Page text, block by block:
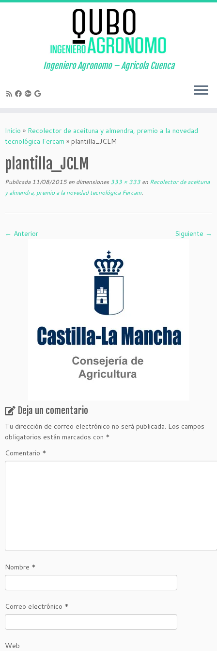
Saltar
Ingeniero Agronomo – Agricola Cuenca
Inicio » Recolector de aceituna y almendra, premio a la novedad
tecnológica Fercam » plantilla_JCLM
plantilla_JCLM
Publicada 11/08/2015en dimensiones 333 × 333 en Recolector de aceituna
y almendra, premio a la novedad tecnológica Fercam.
← Anterior Siguiente →
Deja un comentario
Tu dirección de correo electrónico no será publicada. Los campos
obligatorios están marcados con *
Comentario *
Nombre *
Correo electrónico *
Web